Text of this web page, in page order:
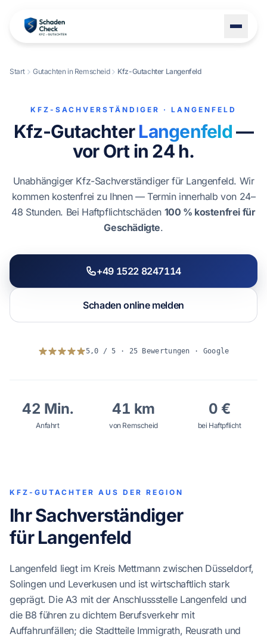
STANDORTE
BLOG
ÜBER UNS
KONTAKT
+49 1522 8247114
WhatsApp
Start Gutachten in Remscheid Kfz-Gutachter Langenfeld
KFZ-SACHVERSTÄNDIGER · LANGENFELD
Kfz-GutachterLangenfeld—
vor Ort in 24 h.
Unabhängiger Kfz-Sachverständiger für Langenfeld. Wir
kommen kostenfrei zu Ihnen — Termin innerhalb von 24–
48 Stunden. Bei Haftpflichtschäden 100 % kostenfrei für
Geschädigte.
+49 1522 8247114
Schaden online melden
5,0 / 5 · 25 Bewertungen · Google
42 Min.
Anfahrt
41 km
von Remscheid
0 €
bei Haftpflicht
KFZ-GUTACHTER AUS DER REGION
Ihr Sachverständiger
für Langenfeld
Langenfeld liegt im Kreis Mettmann zwischen Düsseldorf,
Solingen und Leverkusen und ist wirtschaftlich stark
geprägt. Die A3 mit der Anschlussstelle Langenfeld und
die B8 führen zu dichtem Berufsverkehr mit
Auffahrunfällen; die Stadtteile Immigrath, Reusrath und